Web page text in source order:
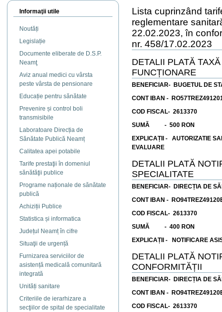
Informaţii utile
Noutăți
Legislație
Documente eliberate de D.S.P.
Neamţ
Aviz anual medici cu vârsta
peste vârsta de pensionare
Educație pentru sănătate
Prevenire și control boli
transmisibile
Laboratoare Direcția de
Sănătate Publică Neamț
Calitatea apei potabile
Tarife prestaţii în domeniul
sănătăţii publice
Programe naționale de sănătate
publică
Achiziții Publice
Statistica și informatica
Județul Neamț în cifre
Situaţii de urgență
Furnizarea serviciilor de
asistență medicală comunitară
integrată
Unități sanitare
Criteriile de ierarhizare a
secţiilor de spital de specialitate
Lista cuprinzând
reglementare
22.02.2023, în
nr. 458/17.02.2023
DETALII PLATĂ
FUNCȚIONARE
BENEFICIAR- BUGETUL DE
CONT IBAN -
COD FISCAL- 2613370
SUMĂ - 500 RON
EXPLICAȚII - AUTORIZATIE
EVALUARE
DETALII PLATĂ
SPECIALITATE
BENEFICIAR- DIRECȚIA DE
CONT IBAN -
COD FISCAL- 2613370
SUMĂ - 400 RON
EXPLICAȚII - NOTIFICARE
DETALII PLATĂ
CONFORMITĂȚII
BENEFICIAR- DIRECȚIA DE
CONT IBAN -
COD FISCAL- 2613370